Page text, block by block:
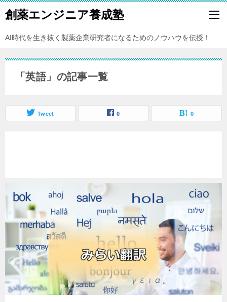
創薬エンジニア養成塾
AI時代を生き抜く製薬企業研究者になるためのノウハウを伝授！
「英語」の記事一覧
Tweet 0 0